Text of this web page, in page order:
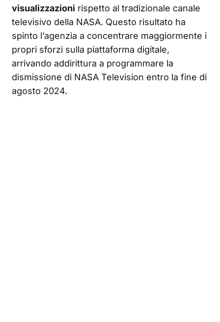
visualizzazioni rispetto al tradizionale canale
televisivo della NASA. Questo risultato ha
spinto l’agenzia a concentrare maggiormente i
propri sforzi sulla piattaforma digitale,
arrivando addirittura a programmare la
dismissione di NASA Television entro la fine di
agosto 2024.